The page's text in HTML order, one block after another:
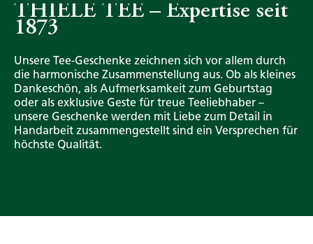
THIELE TEE – Expertise seit
1873
Unsere Tee-Geschenke zeichnen sich vor allem durch
die harmonische Zusammenstellung aus. Ob als kleines
Dankeschön, als Aufmerksamkeit zum Geburtstag
oder als exklusive Geste für treue Teeliebhaber –
unsere Geschenke werden mit Liebe zum Detail in
Handarbeit zusammengestellt sind ein Versprechen für
höchste Qualität.